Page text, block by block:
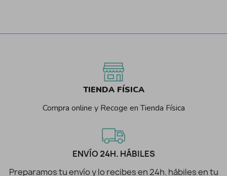
TIENDA FÍSICA
Compra online y Recoge en Tienda Física
ENVÍO 24H. HÁBILES
Preparamos tu envío y lo recibes en 24h. hábiles en tu